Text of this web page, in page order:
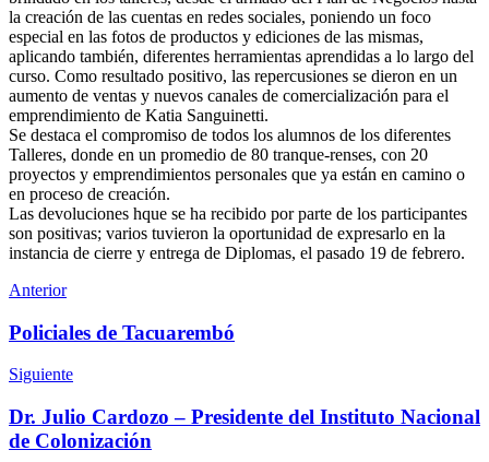
la creación de las cuentas en redes sociales, poniendo un foco
especial en las fotos de productos y ediciones de las mismas,
aplicando también, diferentes herramientas aprendidas a lo largo del
curso. Como resultado positivo, las repercusiones se dieron en un
aumento de ventas y nuevos canales de comercialización para el
emprendimiento de Katia Sanguinetti.
Se destaca el compromiso de todos los alumnos de los diferentes
Talleres, donde en un promedio de 80 tranque-renses, con 20
proyectos y emprendimientos personales que ya están en camino o
en proceso de creación.
Las devoluciones hque se ha recibido por parte de los participantes
son positivas; varios tuvieron la oportunidad de expresarlo en la
instancia de cierre y entrega de Diplomas, el pasado 19 de febrero.
Anterior
Policiales de Tacuarembó
Siguiente
Dr. Julio Cardozo – Presidente del Instituto Nacional
de Colonización